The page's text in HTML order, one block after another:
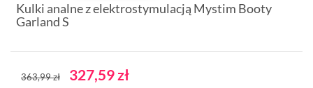
Kulki analne z elektrostymulacją Mystim Booty
Garland S
363,99 zł 327,59 zł